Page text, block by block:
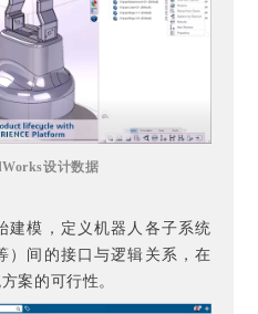
设计数据
建模，定义机器人各子系统
）间的接口与逻辑关系，在
案的可行性。